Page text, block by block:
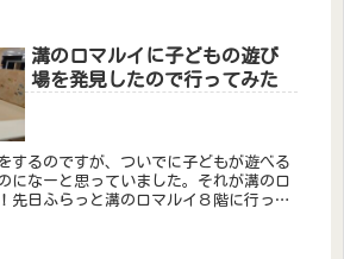
溝の口マルイに子どもの遊び
場を発見したので行ってみた
するのですが、ついでに子どもが遊べる
になーと思っていました。それが溝の口
先日ふらっと溝の口マルイ８階に行った